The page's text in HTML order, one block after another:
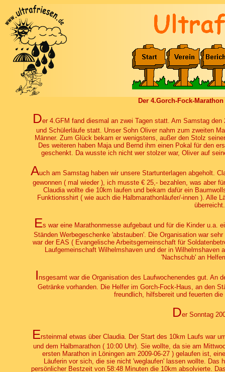
Der 4.Gorch-Fock-
Der 4.GFM fand diesmal an zwei Tagen statt. Am Samstag
und Schülerläufe statt. Unser Sohn Oliver nahm zum zweiten
Männer. Zum Glück bekam er wenigstens, außer den Stolz
Des weiteren haben Maja und Bernd ihm einen Pokal für den
geschenkt. Da wusste ich nicht wer stolzer war, Oliver auf
Auch am Samstag haben wir unsere Startunterlagen abgeholt.
gewonnen ( mal wieder ), ich musste € 25,- bezahlen, was aber
Claudia wollte die 10km laufen und bekam dafür ein
Funktionsshirt ( wie auch die Halbmarathonläufer/-innen ). Alle
überreicht.
Es war eine Marathonmesse aufgebaut und für die Kinder u.a.
Ständen Werbegeschenke 'abstauben'. Die Organisation war
war der EAS ( Evangelische Arbeitsgemeinschaft für
Laufgemeinschaft Wilhelmshaven und der in Wilhelmshaven
'Nachschub' an
Insgesamt war die Organisation des Laufwochenendes gut. An
Getränke vorhanden. Die Helfer im Gorch-Fock-Haus, an den
freundlich, hilfsbereit und feuerten
Der Sonntag
Ersteinmal etwas über Claudia. Der Start des 10km Laufs war
und dem Halbmarathon ( 10:00 Uhr). Sie wollte, da sie am
ersten Marathon in Löningen am 2009-06-27 ) gelaufen ist,
Läuferin vor sich, die sie nicht 'weglaufen' lassen wollte.
persönlicher Bestzeit von 58:48 Minuten die 10km absolvierte.